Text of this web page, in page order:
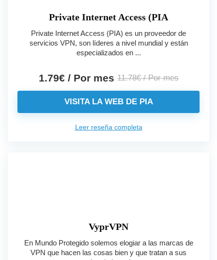
Private Internet Access (PIA
Private Internet Access (PIA) es un proveedor de
servicios VPN, son líderes a nivel mundial y están
especializados en ...
1.79€ / Por mes 11.78€ / Por mes
VISITA LA WEB DE PIA
Leer reseña completa
VyprVPN
En Mundo Protegido solemos elogiar a las marcas de
VPN que hacen las cosas bien y que tratan a sus